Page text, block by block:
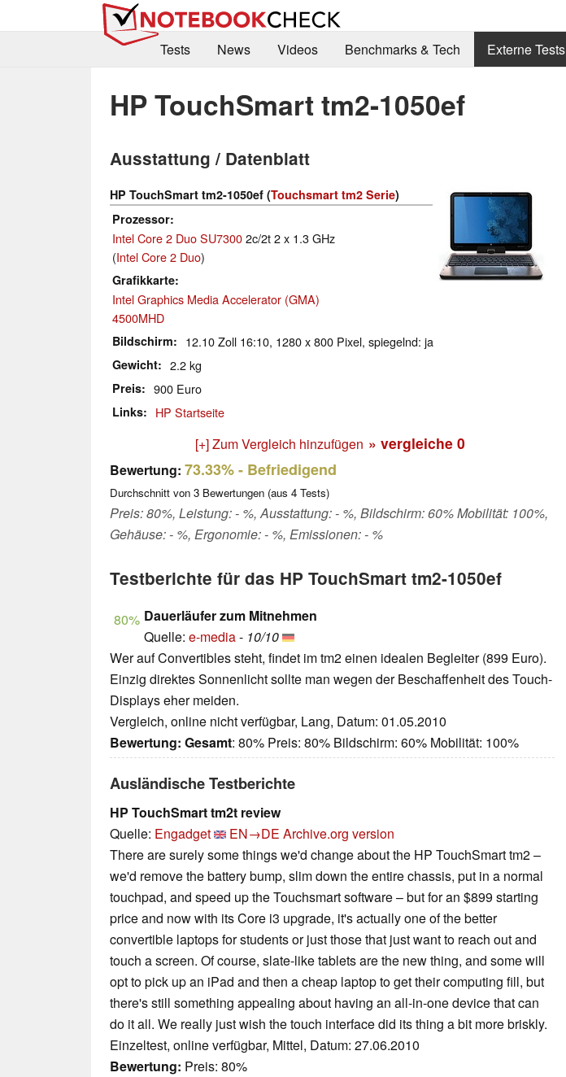
Tests
News Videos Benchmarks & Tech Externe Tests
HP TouchSmart tm2-1050ef
Ausstattung / Datenblatt
HP TouchSmart tm2-1050ef (Touchsmart tm2 Serie)
Prozessor
Intel Core 2 Duo SU73002c/2t 2 x 1.3 GHz
(Intel Core 2 Duo)
Grafikkarte
Intel Graphics Media Accelerator (GMA)
4500MHD
Bildschirm 12.10 Zoll 16:10, 1280 x 800 Pixel, spiegelnd: ja
Gewicht 2.2 kg
Preis 900 Euro
Links HP Startseite
[+] Zum Vergleich hinzufügen » vergleiche 0
Bewertung: 73.33%- Befriedigend
Durchschnitt von 3 Bewertungen (aus 4 Tests)
Preis: 80%, Leistung: - %, Ausstattung: - %, Bildschirm: 60% Mobilität: 100%,
Gehäuse: - %, Ergonomie: - %, Emissionen: - %
Testberichte für das HP TouchSmart tm2-1050ef
80% Dauerläufer zum Mitnehmen
Quelle: e-media- 10/10
Wer auf Convertibles steht, findet im tm2 einen idealen Begleiter (899 Euro).
Einzig direktes Sonnenlicht sollte man wegen der Beschaffenheit des Touch-
Displays eher meiden.
Vergleich, online nicht verfügbar, Lang, Datum: 01.05.2010
Bewertung: Gesamt: 80% Preis: 80% Bildschirm: 60% Mobilität: 100%
Ausländische Testberichte
HP TouchSmart tm2t review
Quelle: Engadget EN→DE Archive.org version
There are surely some things we'd change about the HP TouchSmart tm2 –
we'd remove the battery bump, slim down the entire chassis, put in a normal
touchpad, and speed up the Touchsmart software – but for an $899 starting
price and now with its Core i3 upgrade, it's actually one of the better
convertible laptops for students or just those that just want to reach out and
touch a screen. Of course, slate-like tablets are the new thing, and some will
opt to pick up an iPad and then a cheap laptop to get their computing fill, but
there's still something appealing about having an all-in-one device that can
do it all. We really just wish the touch interface did its thing a bit more briskly.
Einzeltest, online verfügbar, Mittel, Datum: 27.06.2010
Bewertung: Preis: 80%